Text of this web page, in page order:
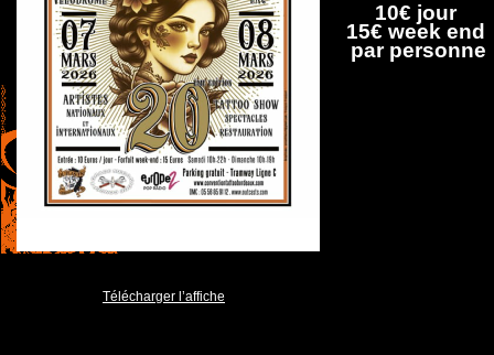
10€ jour
15€ week end
par personne
Télécharger l’affiche